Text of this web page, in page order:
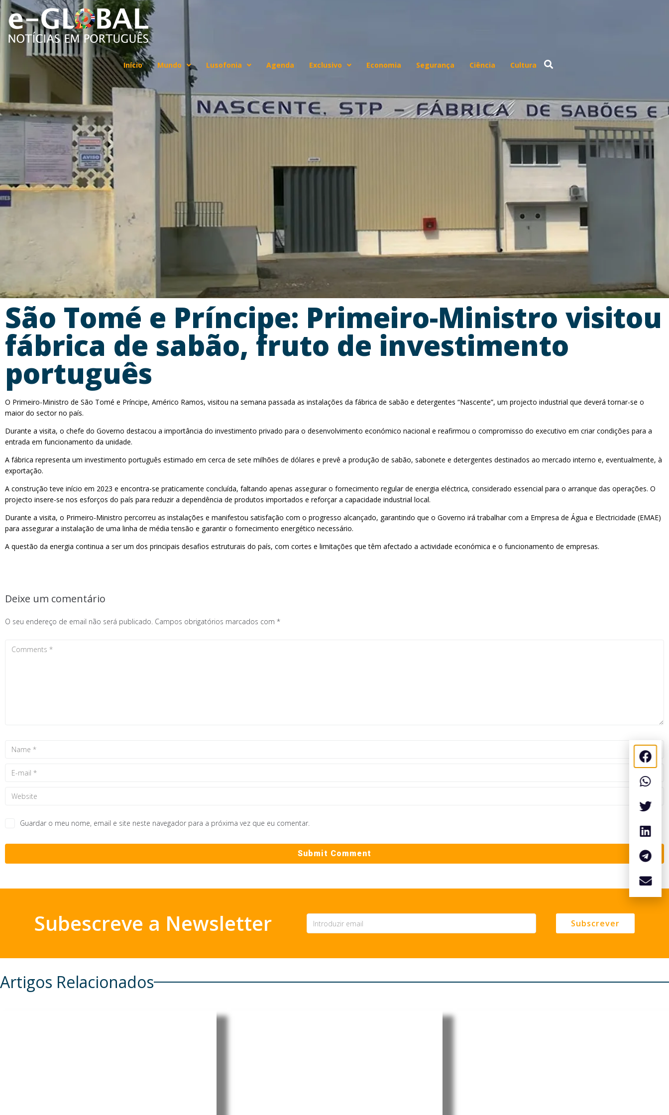
Início Mundo Lusofonia Agenda Exclusivo Economia Segurança Ciência Cultura
São Tomé e Príncipe: Primeiro-Ministro visitou
fábrica de sabão, fruto de investimento
português
O Primeiro-Ministro de São Tomé e Príncipe, Américo Ramos, visitou na semana passada as instalações da fábrica de sabão e detergentes “Nascente”, um projecto industrial que deverá tornar-se o
maior do sector no país.
Durante a visita, o chefe do Governo destacou a importância do investimento privado para o desenvolvimento económico nacional e reafirmou o compromisso do executivo em criar condições para a
entrada em funcionamento da unidade.
A fábrica representa um investimento português estimado em cerca de sete milhões de dólares e prevê a produção de sabão, sabonete e detergentes destinados ao mercado interno e, eventualmente, à
exportação.
A construção teve início em 2023 e encontra-se praticamente concluída, faltando apenas assegurar o fornecimento regular de energia eléctrica, considerado essencial para o arranque das operações. O
projecto insere-se nos esforços do país para reduzir a dependência de produtos importados e reforçar a capacidade industrial local.
Durante a visita, o Primeiro-Ministro percorreu as instalações e manifestou satisfação com o progresso alcançado, garantindo que o Governo irá trabalhar com a Empresa de Água e Electricidade (EMAE)
para assegurar a instalação de uma linha de média tensão e garantir o fornecimento energético necessário.
A questão da energia continua a ser um dos principais desafios estruturais do país, com cortes e limitações que têm afectado a actividade económica e o funcionamento de empresas.
Deixe um comentário
O seu endereço de email não será publicado. Campos obrigatórios marcados com *
Guardar o meu nome, email e site neste navegador para a próxima vez que eu comentar.
Subescreve a Newsletter Subscrever
Artigos Relacionados